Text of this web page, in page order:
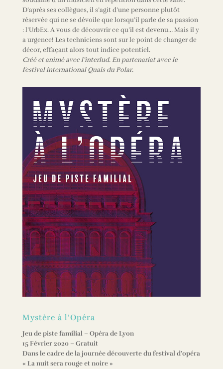
D’après ses collègues, il s’agit d’une personne plutôt
réservée qui ne se dévoile que lorsqu’il parle de sa passion
: l’UrbEx. A vous de découvrir ce qu’il est devenu… Mais il y
a urgence! Les techniciens sont sur le point de changer de
décor, effaçant alors tout indice potentiel.
Créé et animé avec l’interlud. En partenariat avec le
festival international Quais du Polar.
Mystère à l’Opéra
Jeu de piste familial – Opéra de Lyon
15 Février 2020 – Gratuit
Dans le cadre de la journée découverte du festival d’opéra
« La nuit sera rouge et noire »